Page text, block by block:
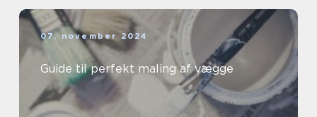
07. november 2024
Guide til perfekt maling af vægge